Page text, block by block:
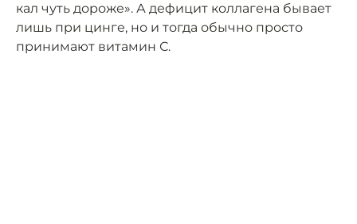
кал чуть дороже». А дефицит коллагена бывает
лишь при цинге, но и тогда обычно просто
принимают витамин С.